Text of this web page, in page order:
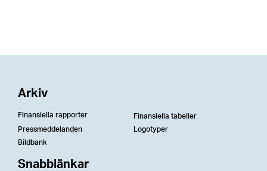
Arkiv
Finansiella rapporter
Finansiella tabeller
Pressmeddelanden
Logotyper
Bildbank
Snabblänkar